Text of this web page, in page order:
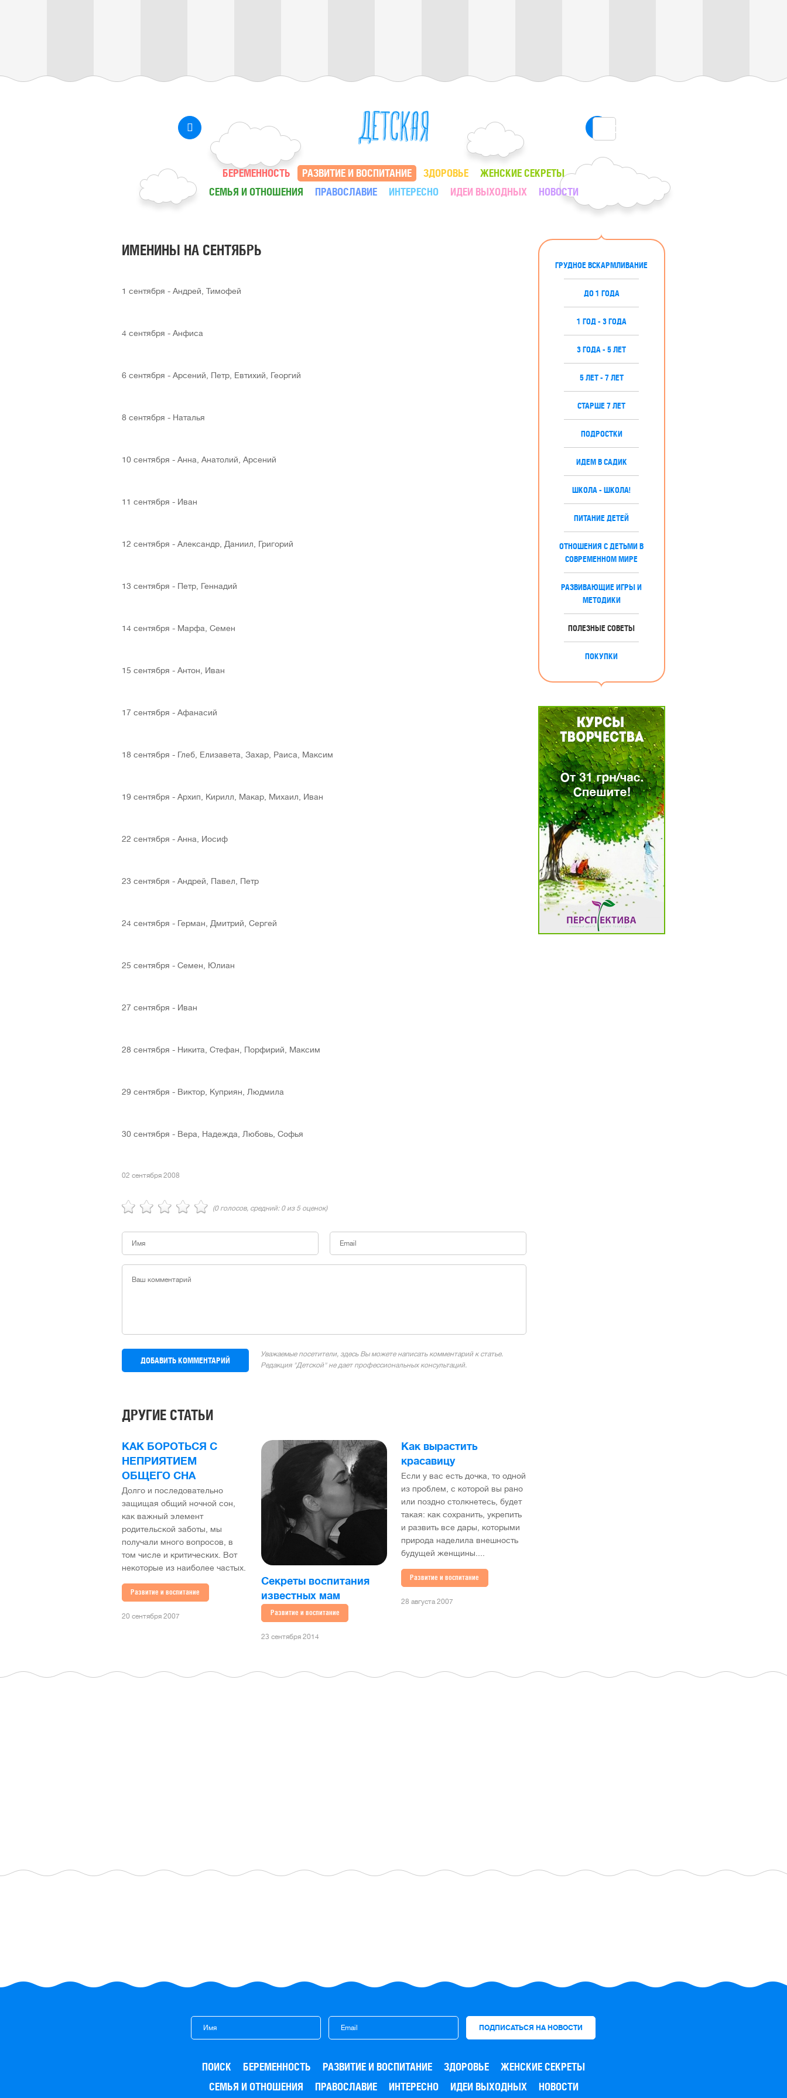
ПОИСК
БЕРЕМЕННОСТЬ РАЗВИТИЕ И ВОСПИТАНИЕ ЗДОРОВЬЕ
ЖЕНСКИЕ СЕКРЕТЫ
СЕМЬЯ И ОТНОШЕНИЯ
ПРАВОСЛАВИЕ ИНТЕРЕСНО ИДЕИ ВЫХОДНЫХ НОВОСТИ
ИМЕНИНЫ НА СЕНТЯБРЬ
1 сентября - Андрей, Тимофей
4 сентября - Анфиса
6 сентября - Арсений, Петр, Евтихий, Георгий
8 сентября - Наталья
10 сентября - Анна, Анатолий, Арсений
11 сентября - Иван
12 сентября - Александр, Даниил, Григорий
13 сентября - Петр, Геннадий
14 сентября - Марфа, Семен
15 сентября - Антон, Иван
17 сентября - Афанасий
18 сентября - Глеб, Елизавета, Захар, Раиса, Максим
19 сентября - Архип, Кирилл, Макар, Михаил, Иван
22 сентября - Анна, Иосиф
23 сентября - Андрей, Павел, Петр
24 сентября - Герман, Дмитрий, Сергей
25 сентября - Семен, Юлиан
27 сентября - Иван
28 сентября - Никита, Стефан, Порфирий, Максим
29 сентября - Виктор, Куприян, Людмила
30 сентября - Вера, Надежда, Любовь, Софья
02 сентября 2008
(0голосов, средний: 0из 5 оценок)
Уважаемые посетители, здесь Вы можете написать комментарий к статье.
Редакция "Детской" не дает профессиональных консультаций.
ДРУГИЕ СТАТЬИ
КАК БОРОТЬСЯ С
НЕПРИЯТИЕМ
ОБЩЕГО СНА
Долго и последовательно
защищая общий ночной сон,
как важный элемент
родительской заботы, мы
получали много вопросов, в
том числе и критических. Вот
некоторые из наиболее частых.
Развитие и воспитание
20 сентября 2007
Секреты воспитания
известных мам
Развитие и воспитание
23 сентября 2014
Как вырастить
красавицу
Если у вас есть дочка, то одной
из проблем, с которой вы рано
или поздно столкнетесь, будет
такая: как сохранить, укрепить
и развить все дары, которыми
природа наделила внешность
будущей женщины....
Развитие и воспитание
28 августа 2007
ГРУДНОЕ ВСКАРМЛИВАНИЕ
ДО 1 ГОДА
1 ГОД - 3 ГОДА
3 ГОДА - 5 ЛЕТ
5 ЛЕТ - 7 ЛЕТ
СТАРШЕ 7 ЛЕТ
ПОДРОСТКИ
ИДЕМ В САДИК
ШКОЛА - ШКОЛА!
ПИТАНИЕ ДЕТЕЙ
ОТНОШЕНИЯ С ДЕТЬМИ В
СОВРЕМЕННОМ МИРЕ
РАЗВИВАЮЩИЕ ИГРЫ И
МЕТОДИКИ
ПОЛЕЗНЫЕ СОВЕТЫ
ПОКУПКИ
ПОИСК БЕРЕМЕННОСТЬ РАЗВИТИЕ И ВОСПИТАНИЕ ЗДОРОВЬЕ
ЖЕНСКИЕ СЕКРЕТЫ
СЕМЬЯ И ОТНОШЕНИЯ
ПРАВОСЛАВИЕ ИНТЕРЕСНО ИДЕИ ВЫХОДНЫХ НОВОСТИ